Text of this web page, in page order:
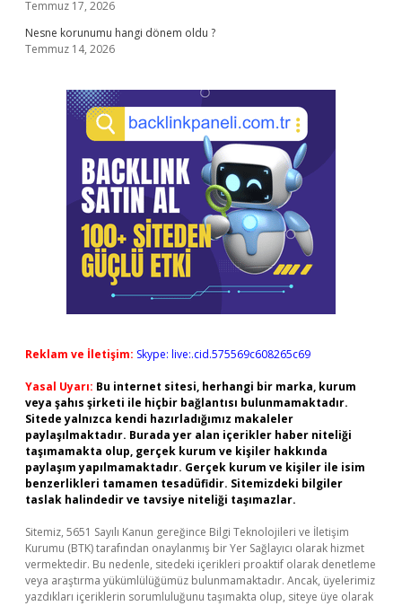
Temmuz 17, 2026
Nesne korunumu hangi dönem oldu ?
Temmuz 14, 2026
Reklam ve İletişim: Skype: live:.cid.575569c608265c69
Yasal Uyarı: Bu internet sitesi, herhangi bir marka, kurum
veya şahıs şirketi ile hiçbir bağlantısı bulunmamaktadır.
Sitede yalnızca kendi hazırladığımız makaleler
paylaşılmaktadır. Burada yer alan içerikler haber niteliği
taşımamakta olup, gerçek kurum ve kişiler hakkında
paylaşım yapılmamaktadır. Gerçek kurum ve kişiler ile isim
benzerlikleri tamamen tesadüfidir. Sitemizdeki bilgiler
taslak halindedir ve tavsiye niteliği taşımazlar.
Sitemiz, 5651 Sayılı Kanun gereğince Bilgi Teknolojileri ve İletişim
Kurumu (BTK) tarafından onaylanmış bir Yer Sağlayıcı olarak hizmet
vermektedir. Bu nedenle, sitedeki içerikleri proaktif olarak denetleme
veya araştırma yükümlülüğümüz bulunmamaktadır. Ancak, üyelerimiz
yazdıkları içeriklerin sorumluluğunu taşımakta olup, siteye üye olarak